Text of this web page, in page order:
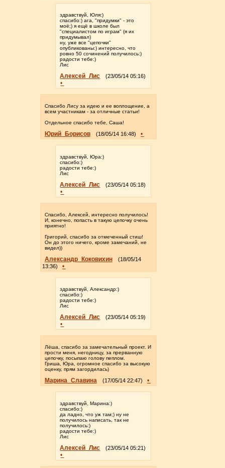
здравствуй, Юля:)
спасибо:) ага, "придумки" - это
моё;) я ещё в школе был
"специалистом по играм" (я их
придумывал)
ну, уже все "цепочки"
опубликованы:) интересно, что
ровно 50 сочинений получилось:)
радости тебе:)
Лис
Алексей_Лис (23/05/14 05:16)
•
Спасибо Лису за идею и ее воплощение, а
всем участникам - за отличные статьи!
Отдельное спасибо тебе, Саша!
Юрий_Борисов (18/05/14 16:48) •
здравствуй, Юра:)
спасибо:)
радости тебе:)
Лис
Алексей_Лис (23/05/14 05:18)
•
Спасибо, Алексей, интересно получилось!
И, конечно, попасть в такую цепочку очень
приятно!
Григорий, спасибо за отмеченный стиш!
Он до этого ничего, кроме замечаний, не
видел))
Александр_Коковихин
(18/05/14
13:36)
•
здравствуй, Александр:)
спасибо:)
радости тебе:)
Лис
Алексей_Лис (23/05/14 05:19)
•
Лёша, спасибо за замечательный проект. И
прости меня, негодницу, за прерванную
цепочку, посыпаю голову пеплом.
Гриша, Юра, огромное спасибо за высокую
оценку, прям загордилась)
Марина_Славина (17/05/14 22:47) •
здравствуй, Марина:)
спасибо:)
да ладно, что уж там;) ну не
получилось написать, так не
получилось:)
радости тебе:)
Лис
Алексей_Лис (23/05/14 05:21)
•